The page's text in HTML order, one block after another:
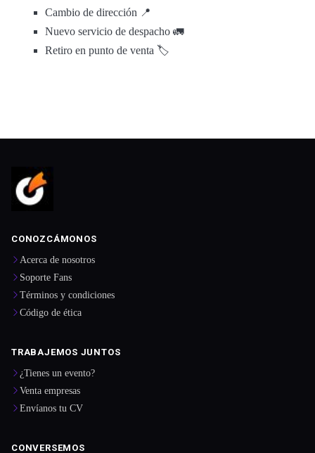
Cambio de dirección 📍
Nuevo servicio de despacho 🚛
Retiro en punto de venta 🏷️
CONOZCÁMONOS
Acerca de nosotros
Soporte Fans
Términos y condiciones
Código de ética
TRABAJEMOS JUNTOS
¿Tienes un evento?
Venta empresas
Envíanos tu CV
CONVERSEMOS